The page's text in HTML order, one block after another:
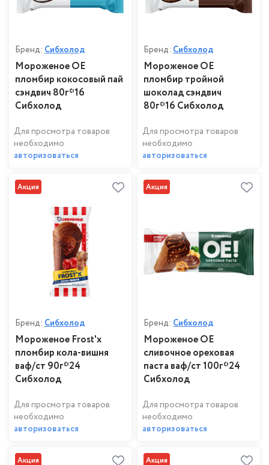
Бренд: Сибхолод
Мороженое ОЕ
пломбир кокосовый пай
сэндвич 80г*16
Сибхолод
Для просмотра товаров
необходимо
авторизоваться
Бренд: Сибхолод
Мороженое ОЕ
пломбир тройной
шоколад сэндвич
80г*16 Сибхолод
Для просмотра товаров
необходимо
авторизоваться
Акция
Бренд: Сибхолод
Мороженое Frost'x
пломбир кола-вишня
ваф/ст 90г*24
Сибхолод
Для просмотра товаров
необходимо
авторизоваться
Акция
Бренд: Сибхолод
Мороженое ОЕ
сливочное ореховая
паста ваф/ст 100г*24
Сибхолод
Для просмотра товаров
необходимо
авторизоваться
Акция Акция